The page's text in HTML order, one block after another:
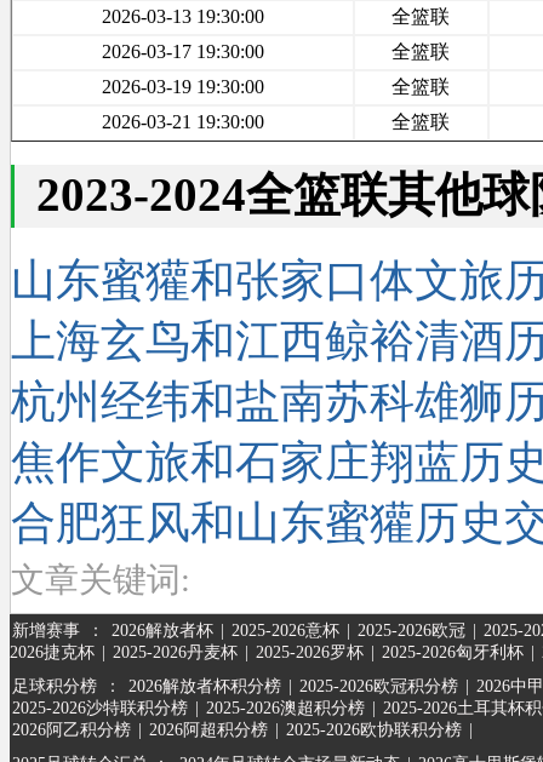
2026-03-13 19:30:00
全篮联
2026-03-17 19:30:00
全篮联
2026-03-19 19:30:00
全篮联
2026-03-21 19:30:00
全篮联
2023-2024全篮联其他
山东蜜獾和张家口体文旅
上海玄鸟和江西鲸裕清酒
杭州经纬和盐南苏科雄狮
焦作文旅和石家庄翔蓝历
合肥狂风和山东蜜獾历史
文章关键词:
新增赛事 ： 2026解放者杯 2025-2026意杯 2025-2026欧冠
2025-
2026捷克杯
2025-2026丹麦杯 2025-2026罗杯 2025-2026匈牙利杯
足球积分榜
： 2026解放者杯积分榜 2025-2026欧冠积分榜
2026中
2025-2026沙特联积分榜
2025-2026澳超积分榜
2025-2026土耳其杯
2026阿乙积分榜
2026阿超积分榜 2025-2026欧协联积分榜